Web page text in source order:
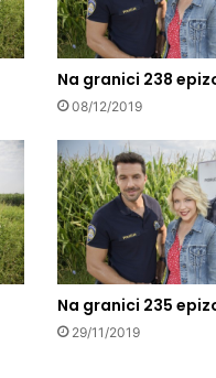
Na granici 238
08/12/2019
Na granici 235
29/11/2019